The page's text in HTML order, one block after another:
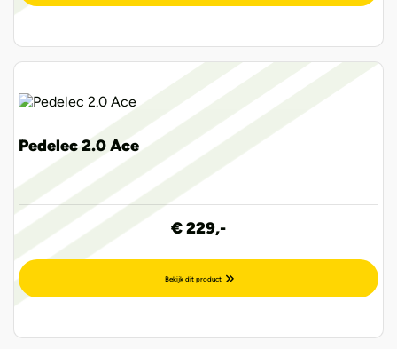
Pedelec 2.0 Ace
€ 229,-
Bekijk dit product